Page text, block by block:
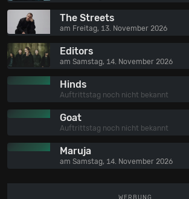
The Streets
am Freitag, 13. November 2026
Editors
am Samstag, 14. November 2026
Hinds
Auftrittstag noch nicht bekannt
Goat
Auftrittstag noch nicht bekannt
Maruja
am Samstag, 14. November 2026